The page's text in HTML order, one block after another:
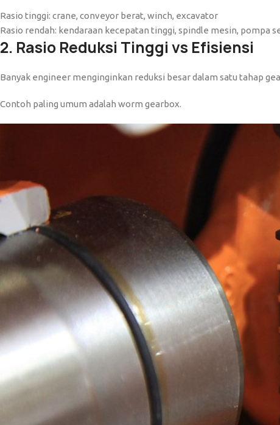
Rasio tinggi: crane, conveyor berat, winch, excavator
Rasio rendah: kendaraan kecepatan tinggi, spindle mesin, pompa
2. Rasio Reduksi Tinggi vs Efisiensi
Banyak engineer menginginkan reduksi besar dalam satu tahap
Contoh paling umum adalah worm gearbox.